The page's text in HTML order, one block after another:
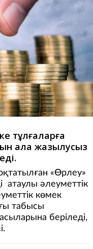
тұлғаларға
ала жазылусыз
«Өрлеу»
атаулы әлеуметтік
көмек
табысы
беріледі,